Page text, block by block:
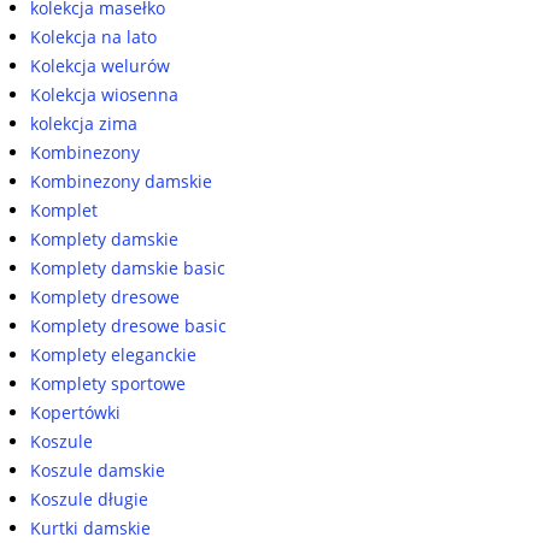
kolekcja masełko
Kolekcja na lato
Kolekcja welurów
Kolekcja wiosenna
kolekcja zima
Kombinezony
Kombinezony damskie
Komplet
Komplety damskie
Komplety damskie basic
Komplety dresowe
Komplety dresowe basic
Komplety eleganckie
Komplety sportowe
Kopertówki
Koszule
Koszule damskie
Koszule długie
Kurtki damskie